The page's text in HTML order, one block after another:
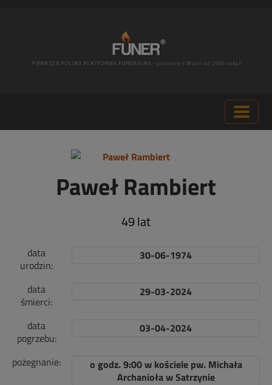
Paweł Rambiert
49 lat
data
urodzin:
30-06-1974
data
śmierci:
29-03-2024
data
pogrzebu:
03-04-2024
pożegnanie:
o godz. 9:00 w kościele pw. Michała
Archanioła w Satrzynie